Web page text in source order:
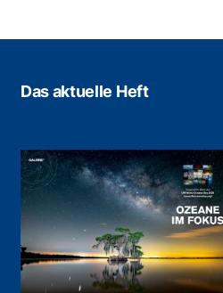
Das aktuelle Heft